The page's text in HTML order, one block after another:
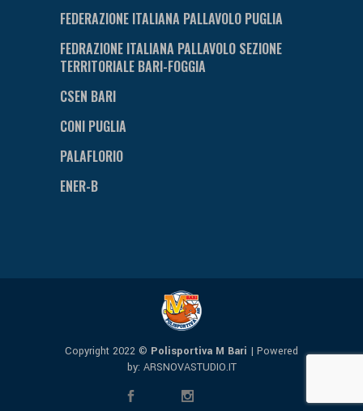
FEDERAZIONE ITALIANA PALLAVOLO PUGLIA
FEDRAZIONE ITALIANA PALLAVOLO SEZIONE
TERRITORIALE BARI-FOGGIA
CSEN BARI
CONI PUGLIA
PALAFLORIO
ENER-B
Copyright 2022 © Polisportiva M Bari | Powered
by: ARSNOVASTUDIO.IT